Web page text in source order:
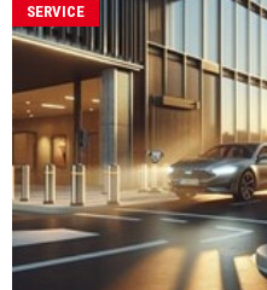
SERVICE